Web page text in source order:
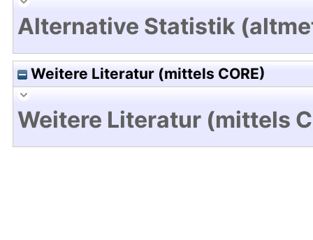
Alternative Statistik
Weitere Literatur (mittels CORE)
Weitere Literatur (mittels